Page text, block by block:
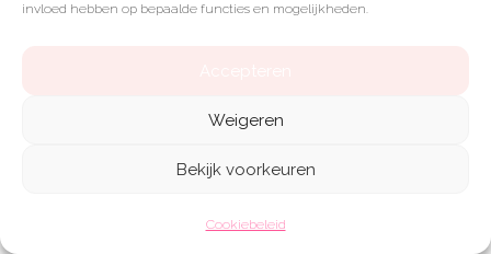
invloed hebben op bepaalde functies en mogelijkheden.
Weigeren
Bekijk voorkeuren
Cookiebeleid
Pittige chili con carne
Bereid een pittige chili con carne door gehakt,
bonen, mais en tomatenblokjes in de